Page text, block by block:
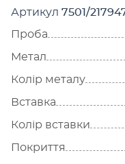
Артикул 7501/
Проба
Метал
Колір металу
Вставка
Колір вставки
Покриття